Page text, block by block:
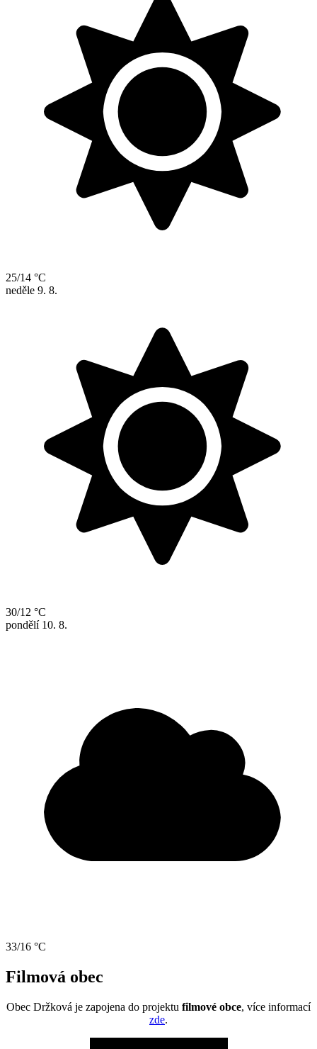
25/14 °C
neděle 9. 8.
30/12 °C
pondělí 10. 8.
33/16 °C
Filmová obec
Obec Držková je zapojena do projektu filmové obce, více informací
zde.